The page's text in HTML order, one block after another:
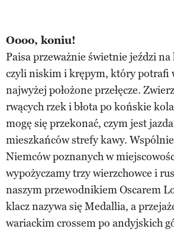
Oooo, koniu!
Paisa przeważnie świetnie jeździ
czyli niskim i krępym, który potrafi
najwyżej położone przełęcze.
rwących rzek i błota po końskie
mogę się przekonać, czym jest
mieszkańców strefy kawy.
Niemców poznanych w
wypożyczamy trzy wierzchowce i
naszym przewodnikiem Oscarem
klacz nazywa się Medallia, a
wariackim crossem po andyjskich